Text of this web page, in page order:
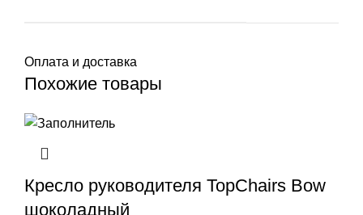
Оплата и доставка
Похожие товары
Кресло руководителя TopChairs Bow
шоколадный